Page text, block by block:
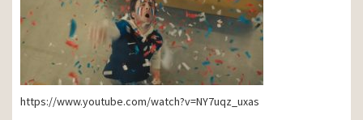
https://www.youtube.com/watch?v=NY7uqz_uxas